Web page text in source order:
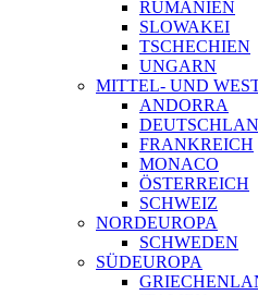
RUMÄNIEN
SLOWAKEI
TSCHECHIEN
UNGARN
MITTEL- UND
ANDORRA
FRANKREICH
MONACO
ÖSTERREICH
SCHWEIZ
NORDEUROPA
SCHWEDEN
SÜDEUROPA